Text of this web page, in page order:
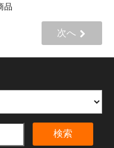
品
次へ
検索